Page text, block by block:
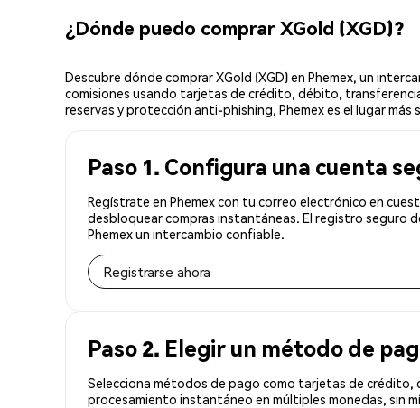
¿Dónde puedo comprar XGold (XGD)?
Descubre dónde comprar XGold (XGD) en Phemex, un
comisiones usando tarjetas de crédito, débito,
reservas y protección anti-phishing, Phemex es el lugar más
Paso 1. Configura una cuenta
Regístrate en Phemex con tu correo electrónico en
desbloquear compras instantáneas. El registro seguro
Phemex un intercambio confiable.
Registrarse ahora
Paso 2. Elegir un método de
Selecciona métodos de pago como tarjetas de
procesamiento instantáneo en múltiples monedas, sin